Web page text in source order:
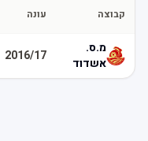
קבוצה עונה
מ.ס.
אשדוד
2016/17